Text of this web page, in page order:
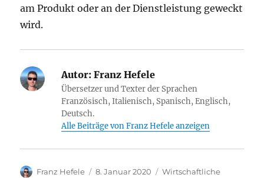
am Produkt oder an der Dienstleistung geweckt
wird.
Autor: Franz Hefele
Übersetzer und Texter der Sprachen
Französisch, Italienisch, Spanisch, Englisch,
Deutsch.
Alle Beiträge von Franz Hefele anzeigen
Autor
Franz Hefele
Veröffentlicht
8. Januar 2020 Kategorien
Wirtschaftliche